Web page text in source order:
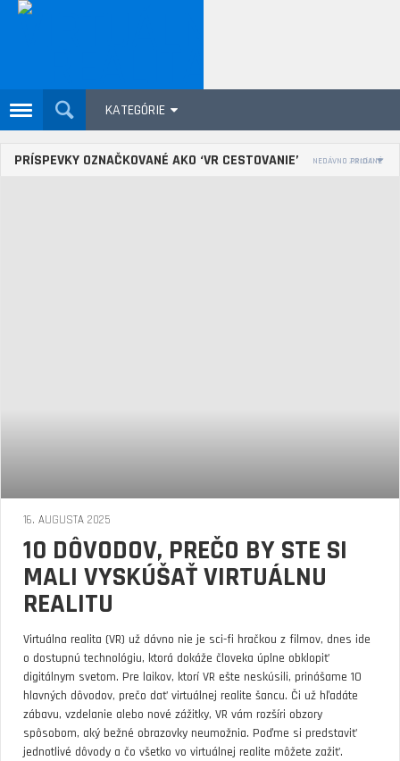
KATEGÓRIE
PRÍSPEVKY OZNAČKOVANÉ AKO ‘VR CESTOVANIE’ NEDÁVNO PRIDANÉ
Zoradiť
16. AUGUSTA 2025
10 DÔVODOV, PREČO BY STE SI
MALI VYSKÚŠAŤ VIRTUÁLNU
REALITU
Virtuálna realita (VR) už dávno nie je sci-fi hračkou z filmov, dnes ide
o dostupnú technológiu, ktorá dokáže človeka úplne obklopiť
digitálnym svetom. Pre laikov, ktorí VR ešte neskúsili, prinášame 10
hlavných dôvodov, prečo dať virtuálnej realite šancu. Či už hľadáte
zábavu, vzdelanie alebo nové zážitky, VR vám rozšíri obzory
spôsobom, aký bežné obrazovky neumožnia. Poďme si predstaviť
jednotlivé dôvody a čo všetko vo virtuálnej realite môžete zažiť.